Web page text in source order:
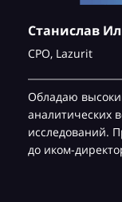
Станислав
CPO, Lazurit
Обладаю
аналитических
исследований.
до иком-